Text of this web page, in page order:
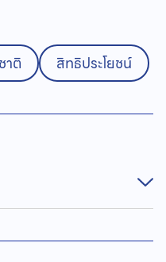
าติ
สิทธิประโยชน์